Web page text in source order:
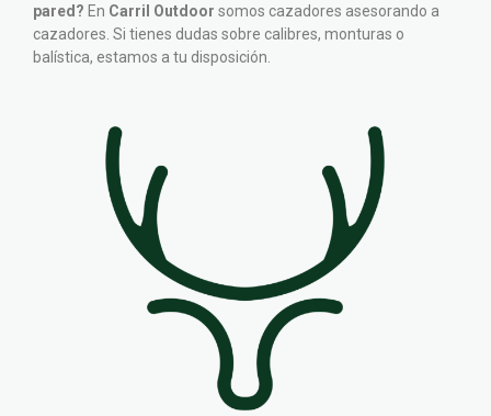
pared? En Carril Outdoor somos cazadores asesorando a
cazadores. Si tienes dudas sobre calibres, monturas o
balística, estamos a tu disposición.